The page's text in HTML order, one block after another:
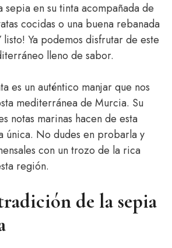
sepia en su tinta acompañada de
cocidas o una buena rebanada
listo! Ya podemos disfrutar de este
lleno de sabor.
es un auténtico manjar que nos
mediterránea de Murcia. Su
notas marinas hacen de esta
única. No dudes en probarla y
con un trozo de la rica
región.
de la sepia